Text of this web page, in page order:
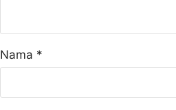
Nama *